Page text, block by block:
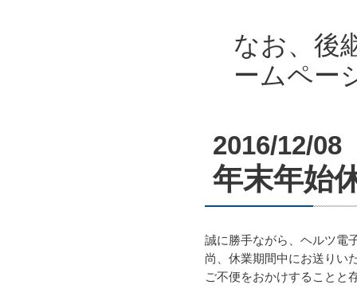
なお、後
ームペー
2016/12/08
年末年始
誠に勝手ながら、ヘルツ電
尚、休業期間中にお送りい
ご不便をおかけすることと